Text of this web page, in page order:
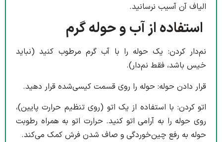
الیاف آن آسیب نرسانید.
استفاده از آب و حوله گرم
نم‌دار کردن: یک حوله را با آب گرم مرطوب کنید (نباید
خیس باشد، فقط نم‌دار).
قرار دادن حوله: حوله را روی قسمت کیسی‌شده قرار دهید.
اتو کردن: با استفاده از یک اتو (روی تنظیم حرارت پایین)،
روی حوله را به آرامی اتو کنید. حرارت اتو به همراه رطوبت
حوله به رفع چین‌خوردگی و صاف شدن فرش کمک می‌کند.